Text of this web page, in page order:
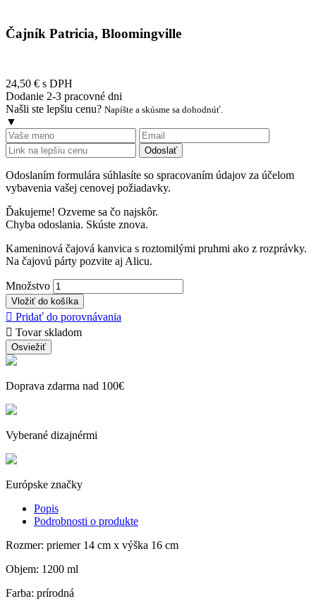
Čajník Patricia, Bloomingville
24,50 € s DPH
Dodanie 2-3 pracovné dni
Našli ste lepšiu cenu? Napíšte a skúsme sa dohodnúť.
▼
Odoslať
Odoslaním formulára súhlasíte so spracovaním údajov za účelom
vybavenia vašej cenovej požiadavky.
Ďakujeme! Ozveme sa čo najskôr.
Chyba odoslania. Skúste znova.
Kameninová čajová kanvica s roztomilými pruhmi ako z rozprávky.
Na čajovú párty pozvite aj Alicu.
Množstvo
Vložiť do košíka
 Pridať do porovnávania
 Tovar skladom
Doprava zdarma nad 100€
Vyberané dizajnérmi
Európske značky
Popis
Podrobnosti o produkte
Rozmer: priemer 14 cm x výška 16 cm
Objem: 1200 ml
Farba: prírodná